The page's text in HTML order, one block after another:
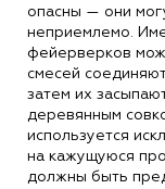
опасны — они
неприемлемо.
фейерверков
смесей
затем их
деревянным
используется
на кажущуюся
должны быть